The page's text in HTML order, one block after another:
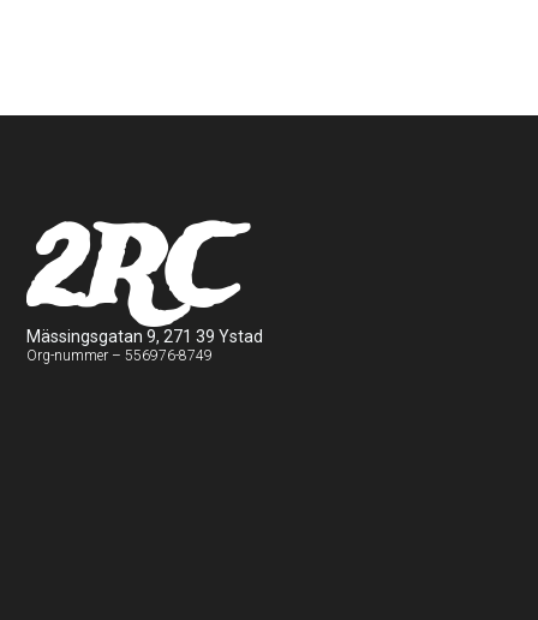
2RC
Mässingsgatan 9, 271 39 Ystad
Org-nummer – 556976-8749